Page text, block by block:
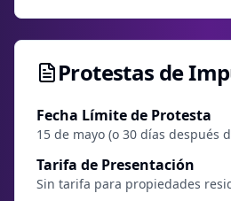
Protestas de
Fecha Límite de Protesta
15 de mayo (o 30 días después
Tarifa de Presentación
Sin tarifa para propiedades